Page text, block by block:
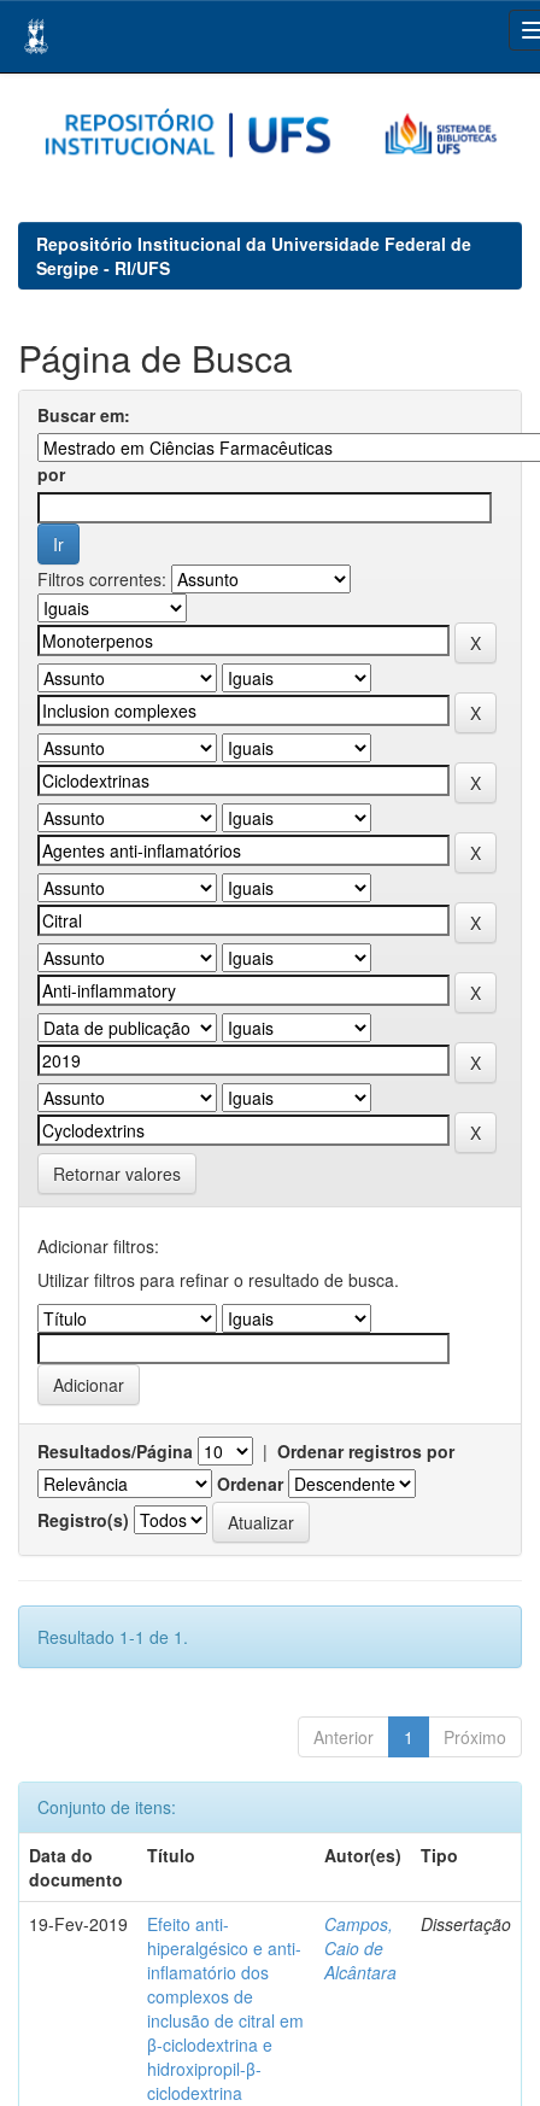
navigation
Repositório Institucional da Universidade Federal de
Sergipe - RI/UFS
Página de Busca
Buscar em:
por
Filtros correntes:
Retornar valores
Adicionar filtros:
Utilizar filtros para refinar o resultado de busca.
Resultados/Página | Ordenar registros por
Ordenar
Registro(s)
Resultado 1-1 de 1.
Anterior 1 Próximo
Conjunto de itens:
Data do
documento
Título Autor(es) Tipo
19-Fev-2019
Efeito anti-
hiperalgésico e anti-
inflamatório dos
complexos de
inclusão de citral em
β-ciclodextrina e
hidroxipropil-β-
ciclodextrina
Campos,
Caio de
Alcântara
Dissertação